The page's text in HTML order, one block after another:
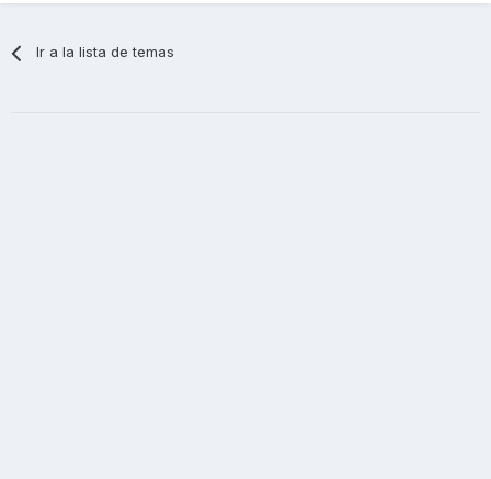
Ir a la lista de temas